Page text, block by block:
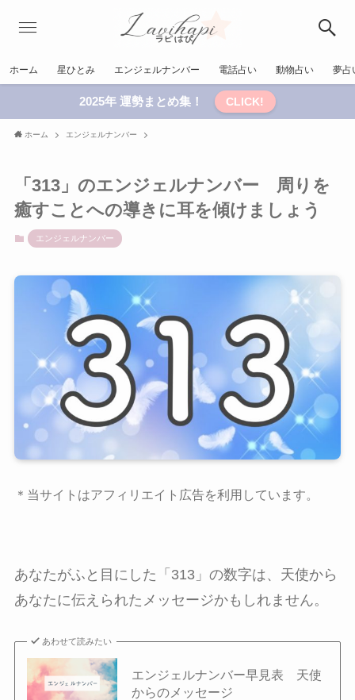
ホーム 星ひとみ エンジェルナンバー 電話占い 動物占い 夢占
2025年 運勢まとめ集！ CLICK!
ホーム エンジェルナンバー
「313」のエンジェルナンバー 周りを
癒すことへの導きに耳を傾けましょう
エンジェルナンバー
＊当サイトはアフィリエイト広告を利用しています。
あなたがふと目にした「313」の数字は、天使から
あなたに伝えられたメッセージかもしれません。
あわせて読みたい
エンジェルナンバー早見表 天使
からのメッセージ